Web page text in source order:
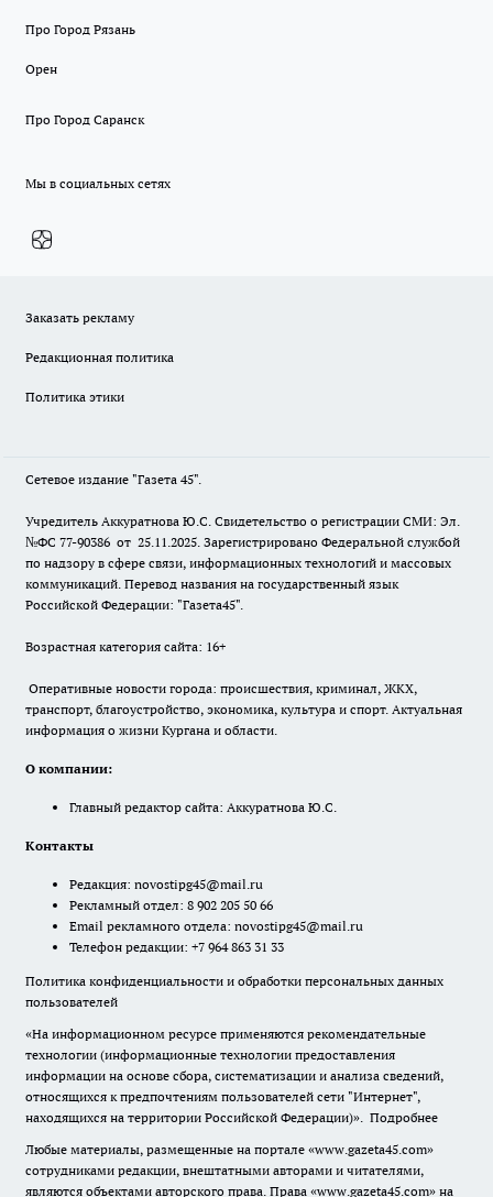
Про Город Рязань
Орен
Про Город Саранск
Мы в социальных сетях
Заказать рекламу
Редакционная политика
Политика этики
Сетевое издание "Газета 45".
Учредитель Аккуратнова Ю.С. Свидетельство о регистрации СМИ: Эл.
№ФС 77-90386 от 25.11.2025. Зарегистрировано Федеральной службой
по надзору в сфере связи, информационных технологий и массовых
коммуникаций. Перевод названия на государственный язык
Российской Федерации: "Газета45".
Возрастная категория сайта: 16+
Оперативные новости города: происшествия, криминал, ЖКХ,
транспорт, благоустройство, экономика, культура и спорт. Актуальная
информация о жизни Кургана и области.
О компании:
Главный редактор сайта: Аккуратнова Ю.С.
Контакты
Редакция: novostipg45@mail.ru
Рекламный отдел: 8 902 205 50 66
Email рекламного отдела: novostipg45@mail.ru
Телефон редакции: +7 964 863 31 33
Политика конфиденциальности и обработки персональных данных
пользователей
«На информационном ресурсе применяются рекомендательные
технологии (информационные технологии предоставления
информации на основе сбора, систематизации и анализа сведений,
относящихся к предпочтениям пользователей сети "Интернет",
находящихся на территории Российской Федерации)». Подробнее
Любые материалы, размещенные на портале «www.gazeta45.com»
сотрудниками редакции, внештатными авторами и читателями,
являются объектами авторского права. Права «www.gazeta45.com» на